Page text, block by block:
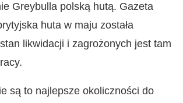
Greybulla polską hutą. Gazeta
huta w maju została
likwidacji i zagrożonych jest tam
są to najlepsze okoliczności do